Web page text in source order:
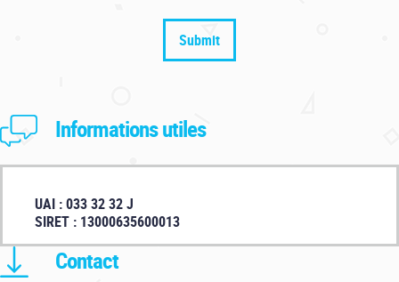
Informations utiles
UAI : 033 32 32 J
SIRET : 13000635600013
Contact